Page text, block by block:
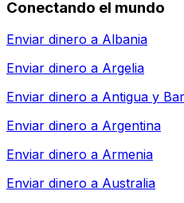
Conectando el mundo
Enviar dinero a Albania
Enviar dinero a Argelia
Enviar dinero a Antigua y
Enviar dinero a Argentina
Enviar dinero a Armenia
Enviar dinero a Australia